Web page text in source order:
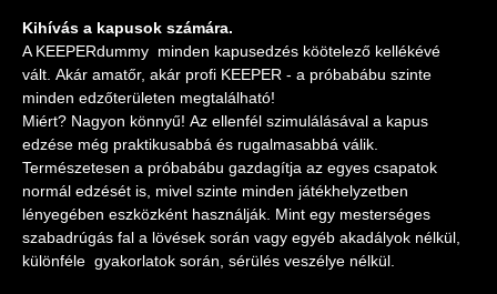
Kihívás a kapusok számára.
A KEEPERdummy minden kapusedzés köötelező kellékévé
vált. Akár amatőr, akár profi KEEPER - a próbabábu szinte
minden edzőterületen megtalálható!
Miért? Nagyon könnyű! Az ellenfél szimulálásával a kapus
edzése még praktikusabbá és rugalmasabbá válik.
Természetesen a próbabábu gazdagítja az egyes csapatok
normál edzését is, mivel szinte minden játékhelyzetben
lényegében eszközként használják. Mint egy mesterséges
szabadrúgás fal a lövések során vagy egyéb akadályok nélkül,
különféle gyakorlatok során, sérülés veszélye nélkül.